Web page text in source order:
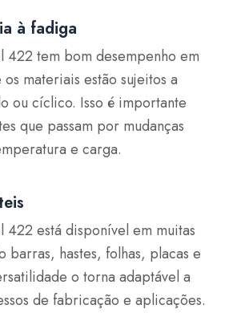
à fadiga
422 tem bom desempenho em
materiais estão sujeitos a
ou cíclico. Isso é importante
que passam por mudanças
e carga.
422 está disponível em muitas
barras, hastes, folhas, placas e
o torna adaptável a
de fabricação e aplicações.